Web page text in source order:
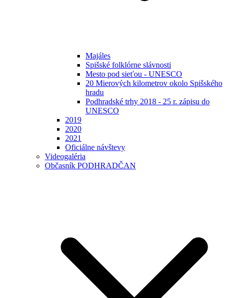
Majáles
Spišské folklórne slávnosti
Mesto pod sieťou - UNESCO
20 Mierových kilometrov okolo Spišského
hradu
Podhradské trhy 2018 - 25 r. zápisu do
UNESCO
2019
2020
2021
Oficiálne návštevy
Videogaléria
Občasník PODHRADČAN